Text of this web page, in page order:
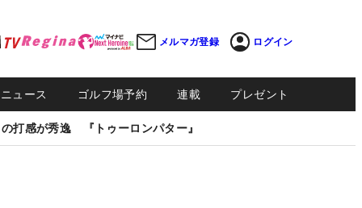
メルマガ登録 ログイン
ュース ゴルフ場予約 連載 プレゼント
打感が秀逸 『トゥーロンパター』